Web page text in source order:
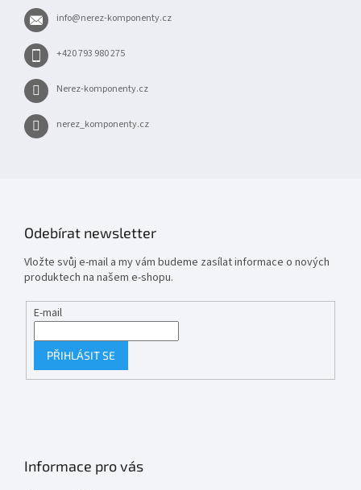
info@nerez-komponenty.cz
+420 793 980 275
Nerez-komponenty.cz
nerez_komponenty.cz
Odebírat newsletter
Vložte svůj e-mail a my vám budeme zasílat informace o nových
produktech na našem e-shopu.
E-mail
PŘIHLÁSIT SE
Informace pro vás